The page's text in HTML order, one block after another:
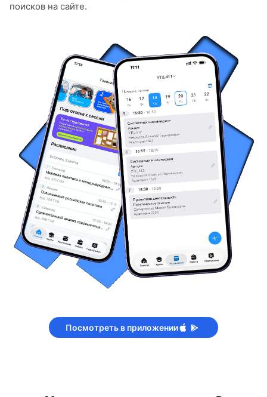
поисков на сайте.
Посмотреть в приложении